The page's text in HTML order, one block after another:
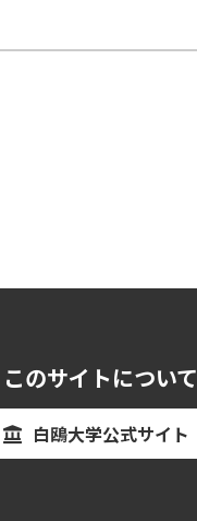
このサイトについて
白鴎大学公式サイト